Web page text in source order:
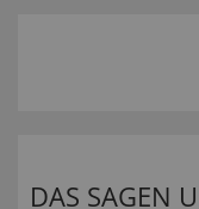
DAS SAGEN